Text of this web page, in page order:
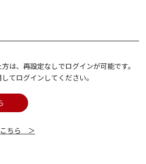
は、再設定なしでログインが可能です。
てログインしてください。
こちら ＞